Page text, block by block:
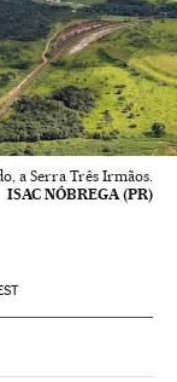
a Serra Três Irmãos.
ISAC NÓBREGA (PR)